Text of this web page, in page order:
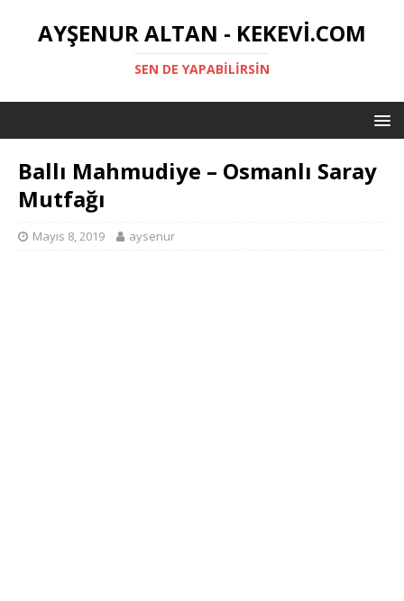
AYŞENUR ALTAN - KEKEVI.COM
SEN DE YAPABILIRSIN
Ballı Mahmudiye – Osmanlı Saray
Mutfağı
Mayıs 8, 2019 aysenur